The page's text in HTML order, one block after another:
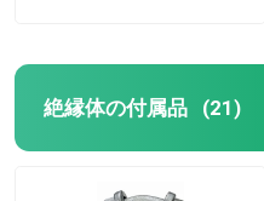
絶縁体の付属品 (21)